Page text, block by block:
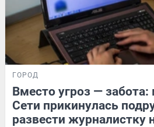
ГОРОД
Вместо угроз —
Сети прикинулась
развести журналистку